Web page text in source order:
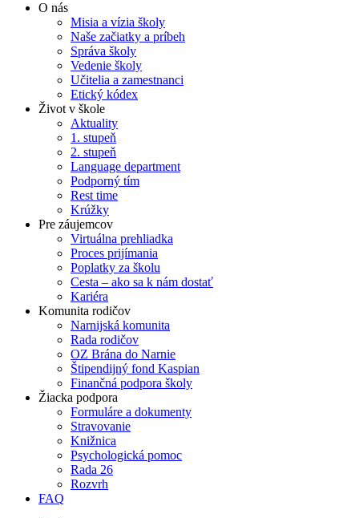
O nás
Misia a vízia školy
Naše začiatky a príbeh
Správa školy
Vedenie školy
Učitelia a zamestnanci
Etický kódex
Život v škole
Aktuality
1. stupeň
2. stupeň
Language department
Podporný tím
Rest time
Krúžky
Pre záujemcov
Virtuálna prehliadka
Proces prijímania
Poplatky za školu
Cesta – ako sa k nám dostať
Kariéra
Komunita rodičov
Narnijská komunita
Rada rodičov
OZ Brána do Narnie
Štipendijný fond Kaspian
Finančná podpora školy
Žiacka podpora
Formuláre a dokumenty
Stravovanie
Knižnica
Psychologická pomoc
Rada 26
Rozvrh
FAQ